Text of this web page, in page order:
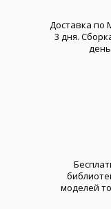
Доставка по
3 дня.
день
моделей